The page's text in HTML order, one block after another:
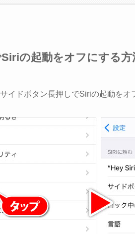
の起動をオフにする方
イドボタン長押しでSiriの起動をオ